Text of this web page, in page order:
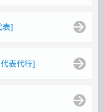
表]
表代行]